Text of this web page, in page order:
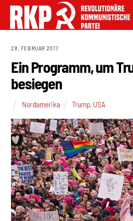
28. FEBRUAR 2017
Ein Programm, um
besiegen
Nordamerika Trump, USA